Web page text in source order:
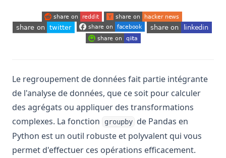
Resolving 'No Module Named in Pandas' Error: Detailed
Guide
Sort Pandas DataFrame: Examples and Tips
Sorting Pandas DataFrame by Index
Tri du DataFrame Pandas : Exemples et Astuces
Trier les données d'un DataFrame Pandas par indice
Tutoriel sur pandas read_csv(): Importer les données
comme un pro
(opens in a new tab)(opens in a new tab)
(opens in a new tab)(opens in a new tab)
Le regroupement de données fait partie intégrante
de l'analyse de données, que ce soit pour calculer
des agrégats ou appliquer des transformations
complexes. La fonction
groupby de Pandas en
Python est un outil robuste et polyvalent qui vous
permet d'effectuer ces opérations efficacement.